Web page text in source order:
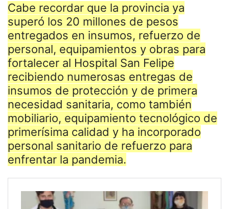
Cabe recordar que la provincia ya
superó los 20 millones de pesos
entregados en insumos, refuerzo de
personal, equipamientos y obras para
fortalecer al Hospital San Felipe
recibiendo numerosas entregas de
insumos de protección y de primera
necesidad sanitaria, como también
mobiliario, equipamiento tecnológico de
primerísima calidad y ha incorporado
personal sanitario de refuerzo para
enfrentar la pandemia.